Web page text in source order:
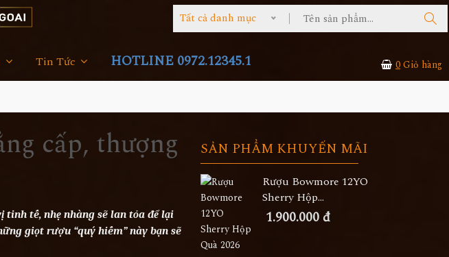
Tất cả danh mục
Tin Tức HOTLINE 0972.12345.1 0Giỏ hàng
cấp, thượng
tế, nhẹ nhàng sẽ lan tỏa để lại
giọt rượu “quý hiếm” này bạn sẽ
SẢN PHẨM KHUYẾN MÃI
Rượu Bowmore 12YO
Sherry Hộp...
1.900.000 đ